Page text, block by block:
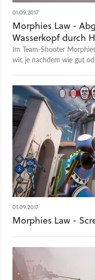
01.09.2017
Morphies Law -
Wasserkopf durch
Im Team-Shooter
wir, je nachdem wie gut
01.09.2017
Morphies Law -